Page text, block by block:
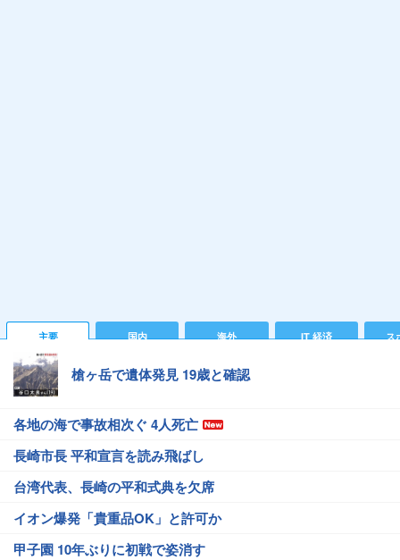
主要 国内 海外 IT 経済 ス
槍ヶ岳で遺体発見 19歳と確認
各地の海で事故相次ぐ 4人死亡
長崎市長 平和宣言を読み飛ばし
台湾代表、長崎の平和式典を欠席
イオン爆発「貴重品OK」と許可か
甲子園 10年ぶりに初戦で姿消す